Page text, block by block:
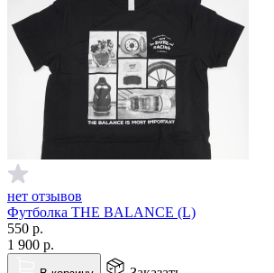
нет отзывов
Футболка THE BALANCE (L)
550 р.
1 900 р.